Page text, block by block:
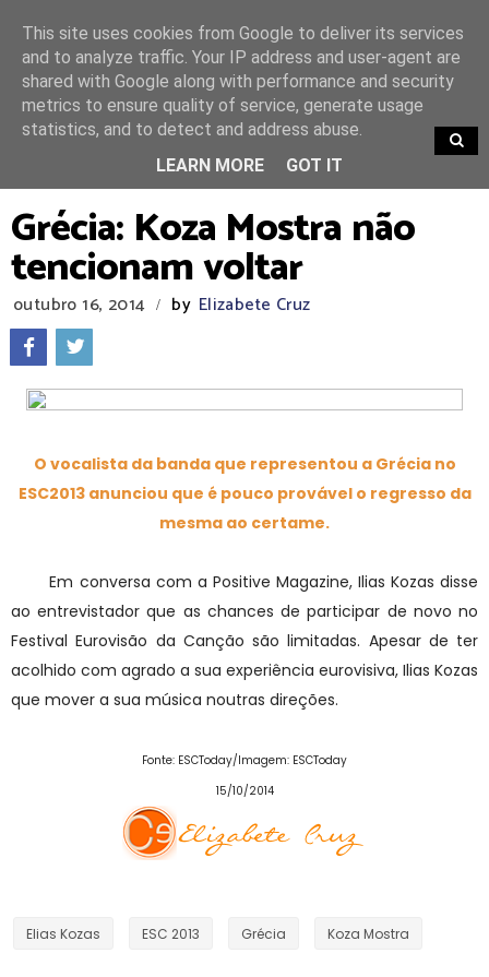
TRENDING
Grécia: Koza Mostra não
tencionam voltar
outubro 16, 2014 / by Elizabete Cruz
O vocalista da banda que representou a Grécia no
ESC2013 anunciou que é pouco provável o regresso da
mesma ao certame.
Em conversa com a Positive Magazine, Ilias Kozas disse
ao entrevistador que as chances de participar de novo no
Festival Eurovisão da Canção são limitadas. Apesar de ter
acolhido com agrado a sua experiência eurovisiva, Ilias Kozas
que mover a sua música noutras direções.
Fonte: ESCToday/Imagem: ESCToday
15/10/2014
Elias Kozas ESC 2013 Grécia Koza Mostra
This site uses cookies from Google to deliver its services
and to analyze traffic. Your IP address and user-agent are
shared with Google along with performance and security
metrics to ensure quality of service, generate usage
statistics, and to detect and address abuse.
LEARN MORE
GOT IT